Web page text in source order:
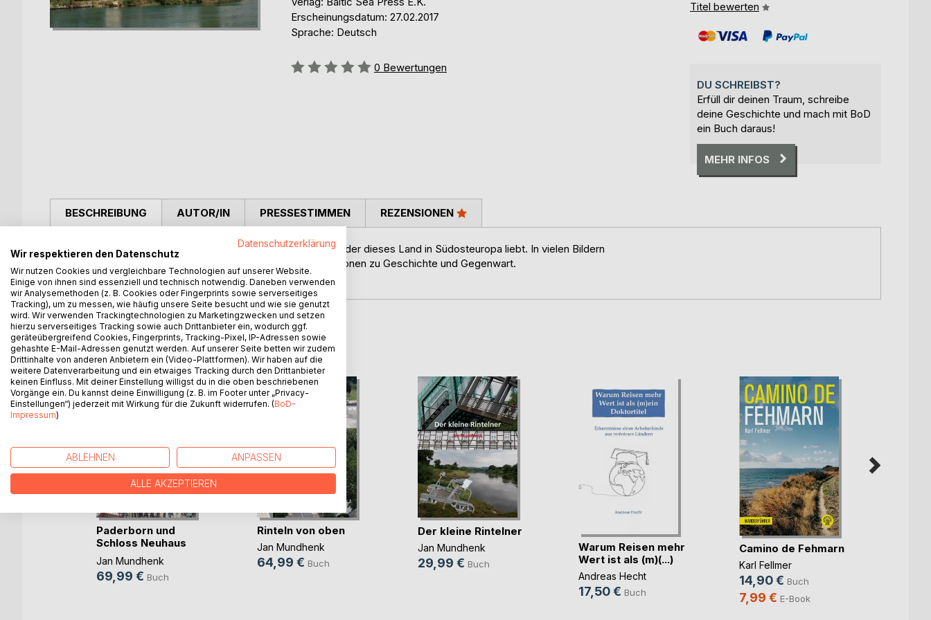
Erscheinungsdatum: 27.02.2017
Sprache: Deutsch
Bewertung::
0 Bewertungen
Titel bewerten
DU SCHREIBST?
Erfüll dir deinen Traum, schreibe
deine Geschichte und mach mit BoD
ein Buch daraus!
MEHR INFOS
BESCHREIBUNG
Der Bildband Albanien ist ein ideales Geschenk für jeden, der dieses Land in Südosteuropa liebt. In vielen Bildern
wird Albanien vorgestellt, ergänzt um zahlreiche Informationen zu Geschichte und Gegenwart.
Mit zahlreichen s/w-Fotos
AUTOR/IN PRESSESTIMMEN REZENSIONEN
WEITERE TITEL BEIBoD
Paderborn und
Schloss Neuhaus
von oben
Jan Mundhenk
69,99 € Buch
Rinteln von oben
Jan Mundhenk
64,99 € Buch
Der kleine Rintelner
Jan Mundhenk
29,99 € Buch
Warum Reisen mehr
Wert ist als (m)(...)
Andreas Hecht
17,50 € Buch
Camino de Fehmarn
Karl Fellmer
14,90 € Buch
7,99 € E-Book
Datenschutzerklärung
Wir respektieren den Datenschutz
Wir nutzen Cookies und vergleichbare Technologien auf unserer Website.
Einige von ihnen sind essenziell und technisch notwendig. Daneben verwenden
wir Analysemethoden (z. B. Cookies oder Fingerprints sowie serverseitiges
Tracking), um zu messen, wie häufig unsere Seite besucht und wie sie genutzt
wird. Wir verwenden Trackingtechnologien zu Marketingzwecken und setzen
hierzu serverseitiges Tracking sowie auch Drittanbieter ein, wodurch ggf.
geräteübergreifend Cookies, Fingerprints, Tracking-Pixel, IP-Adressen sowie
gehashte E-Mail-Adressen genutzt werden. Auf unserer Seite betten wir zudem
Drittinhalte von anderen Anbietern ein (Video-Plattformen). Wir haben auf die
weitere Datenverarbeitung und ein etwaiges Tracking durch den Drittanbieter
keinen Einfluss. Mit deiner Einstellung willigst du in die oben beschriebenen
Vorgänge ein. Du kannst deine Einwilligung (z. B. im Footer unter „Privacy-
Einstellungen“) jederzeit mit Wirkung für die Zukunft widerrufen. (BoD-
Impressum)
ABLEHNEN ANPASSEN
ALLE AKZEPTIEREN